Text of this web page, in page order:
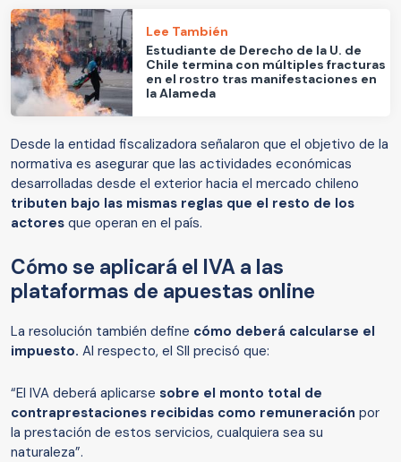
Lee También
Estudiante de Derecho de la U. de
Chile termina con múltiples fracturas
en el rostro tras manifestaciones en
la Alameda
Desde la entidad fiscalizadora señalaron que el objetivo de la
normativa es asegurar que las actividades económicas
desarrolladas desde el exterior hacia el mercado chileno
tributen bajo las mismas reglas que el resto de los
actores que operan en el país.
Cómo se aplicará el IVA a las
plataformas de apuestas online
La resolución también define cómo deberá calcularse el
impuesto. Al respecto, el SII precisó que:
“El IVA deberá aplicarse sobre el monto total de
contraprestaciones recibidas como remuneración por
la prestación de estos servicios, cualquiera sea su
naturaleza”.